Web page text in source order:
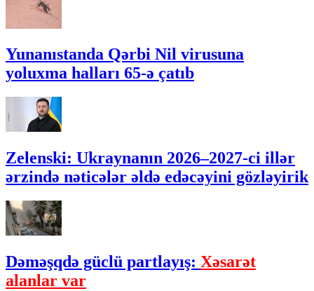
Yunanıstanda Qərbi Nil virusuna
yoluxma halları 65-ə çatıb
Zelenski: Ukraynanın 2026–2027-ci illər
ərzində nəticələr əldə edəcəyini gözləyirik
Dəməşqdə güclü partlayış: Xəsarət
alanlar var